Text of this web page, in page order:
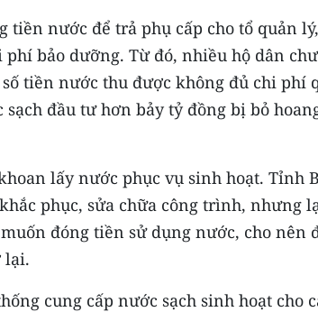
tiền nước để trả phụ cấp cho tổ quản lý,
bảo dưỡng. Từ đó, nhiều hộ dân
tiền nước thu được không đủ chi phí
đầu tư hơn bảy tỷ đồng bị bỏ
lấy nước phục vụ sinh hoạt. Tỉnh
phục, sửa chữa công trình, nhưng
đóng tiền sử dụng nước, cho nên
lại.
cung cấp nước sạch sinh hoạt cho